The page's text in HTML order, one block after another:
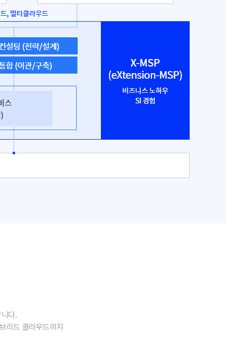
다.
리드 클라우드까지